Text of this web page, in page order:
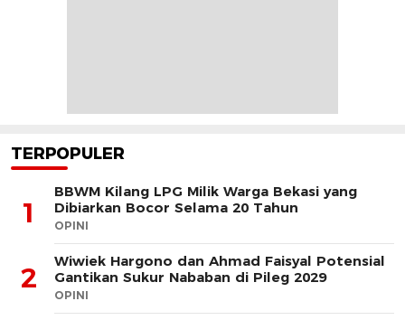
TERPOPULER
1
BBWM Kilang LPG Milik Warga Bekasi yang
Dibiarkan Bocor Selama 20 Tahun
OPINI
2
Wiwiek Hargono dan Ahmad Faisyal Potensial
Gantikan Sukur Nababan di Pileg 2029
OPINI